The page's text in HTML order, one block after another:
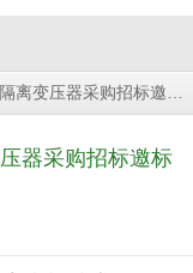
变压器采购招标邀标书
器采购招标邀标